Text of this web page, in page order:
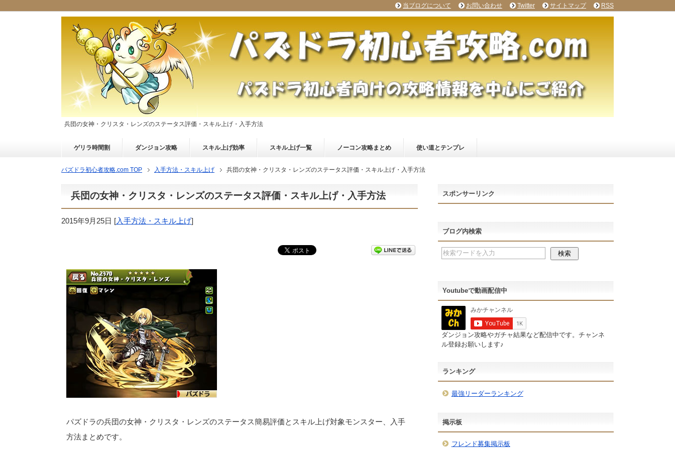
兵団の女神・クリスタ・レンズのステータス評価・スキル上げ・入手方法
ゲリラ時間割 ダンジョン攻略 スキル上げ効率 スキル上げ一覧 ノーコン攻略まとめ 使い道とテンプレ
パズドラ初心者攻略.com TOP 入手方法・スキル上げ 兵団の女神・クリスタ・レンズのステータス評価・スキル上げ・入手方法
兵団の女神・クリスタ・レンズのステータス評価・スキル上げ・入手方法
2015年9月25日 [入手方法・スキル上げ]
パズドラの兵団の女神・クリスタ・レンズのステータス簡易評価とスキル上げ対象モンスター、入手
方法まとめです。
スポンサーリンク
ブログ内検索
Youtubeで動画配信中
ダンジョン攻略やガチャ結果など配信中です。チャンネ
ル登録お願いします♪
ランキング
最強リーダーランキング
掲示板
フレンド募集掲示板
当ブログについて お問い合わせ Twitter サイトマップ RSS